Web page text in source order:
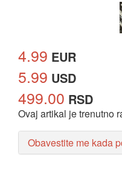
4.99 EUR
5.99 USD
499.00 RSD
Ovaj artikal je trenutno
Obavestite me kada